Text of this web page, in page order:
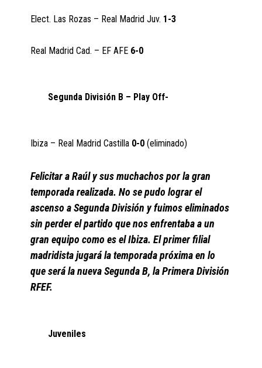
Elect. Las Rozas – Real Madrid Juv. 1-3
Real Madrid Cad. – EF AFE 6-0
Segunda División B – Play Off-
Ibiza – Real Madrid Castilla 0-0(eliminado)
Felicitar a Raúl y sus muchachos por la gran
temporada realizada. No se pudo lograr el
ascenso a Segunda División y fuimos eliminados
sin perder el partido que nos enfrentaba a un
gran equipo como es el Ibiza. El primer filial
madridista jugará la temporada próxima en lo
que será la nueva Segunda B, la Primera División
RFEF.
Juveniles